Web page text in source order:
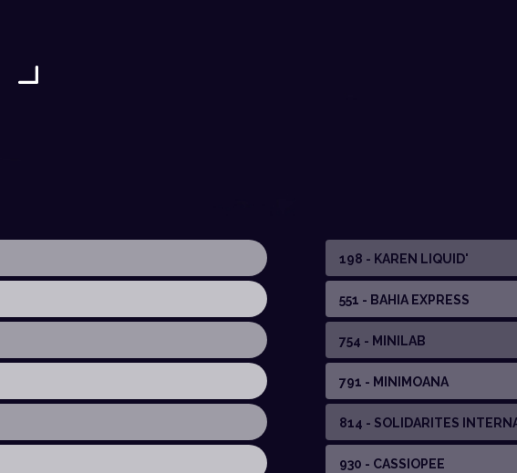
198 - KAREN LIQUID'
551 - BAHIA EXPRESS
754 - MINILAB
791 - MINIMOANA
814 - SOLIDARITES
930 - CASSIOPEE